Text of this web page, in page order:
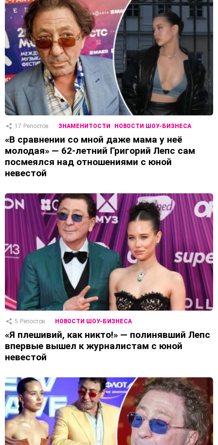
17 Репостов ЗНАМЕНИТОСТИ НОВОСТИ ШОУ-БИЗНЕСА
«В сравнении со мной даже мама у неё
молодая» — 62-летний Григорий Лепс сам
посмеялся над отношениями с юной
невестой
5 Репостов НОВОСТИ ШОУ-БИЗНЕСА
«Я плешивий, как никто!» — полинявший Лепс
впервые вышел к журналистам с юной
невестой